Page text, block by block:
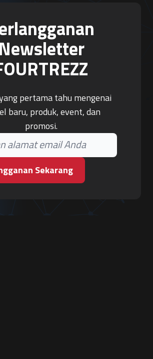
Newsletter
pertama tahu mengenai
baru, produk, event, dan
promosi.
Sekarang